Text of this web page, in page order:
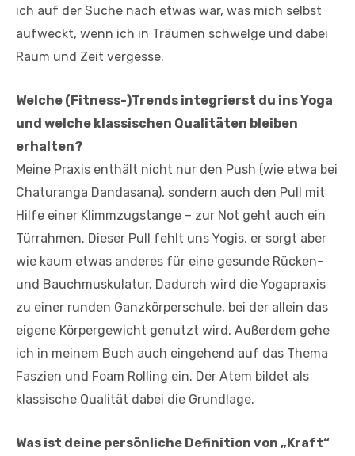
ich auf der Suche nach etwas war, was mich selbst
aufweckt, wenn ich in Träumen schwelge und dabei
Raum und Zeit vergesse.
Welche (Fitness-)Trends integrierst du ins Yoga
und welche klassischen Qualitäten bleiben
erhalten?
Meine Praxis enthält nicht nur den Push (wie etwa bei
Chaturanga Dandasana), sondern auch den Pull mit
Hilfe einer Klimmzugstange – zur Not geht auch ein
Türrahmen. Dieser Pull fehlt uns Yogis, er sorgt aber
wie kaum etwas anderes für eine gesunde Rücken-
und Bauchmuskulatur. Dadurch wird die Yogapraxis
zu einer runden Ganzkörperschule, bei der allein das
eigene Körpergewicht genutzt wird. Außerdem gehe
ich in meinem Buch auch eingehend auf das Thema
Faszien und Foam Rolling ein. Der Atem bildet als
klassische Qualität dabei die Grundlage.
Was ist deine persönliche Definition von „Kraft“